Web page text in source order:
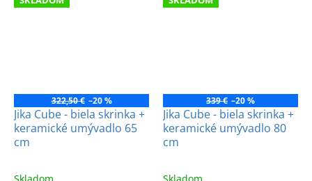
322,50 € –20 %
Jika Cube - biela skrinka +
keramické umývadlo 65
cm
339 € –20 %
Jika Cube - biela skrinka +
keramické umývadlo 80
cm